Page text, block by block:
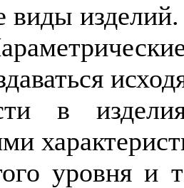
виды изделий.
в
уровня и